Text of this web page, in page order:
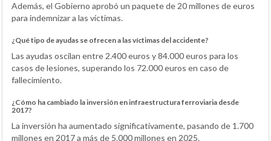
Además, el Gobierno aprobó un paquete de 20 millones de euros
para indemnizar a las víctimas.
¿Qué tipo de ayudas se ofrecen a las víctimas del accidente?
Las ayudas oscilan entre 2.400 euros y 84.000 euros para los
casos de lesiones, superando los 72.000 euros en caso de
fallecimiento.
¿Cómo ha cambiado la inversión en infraestructura ferroviaria desde
2017?
La inversión ha aumentado significativamente, pasando de 1.700
millones en 2017 a más de 5.000 millones en 2025.